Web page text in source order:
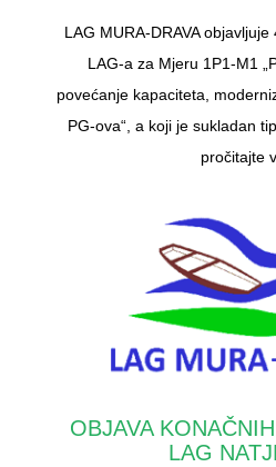
LAG MURA-DRAVA
LAG-a za Mjeru 1P1-M1
povećanje kapaciteta,
PG-ova“, a koji je sukladan
pročitajte
OBJAVA
LAG